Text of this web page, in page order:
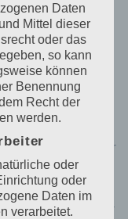
Person unter
Daten dient
dazu, der
Leistungen
der Sache nur
werden können.
frei, die
abzuändern oder
des für die
zu lassen.
erteilt jeder
Daten
Mittel dieser
oder das
so kann
können
Benennung
Recht der
werden.
oder
oder
Daten im
verarbeitet.